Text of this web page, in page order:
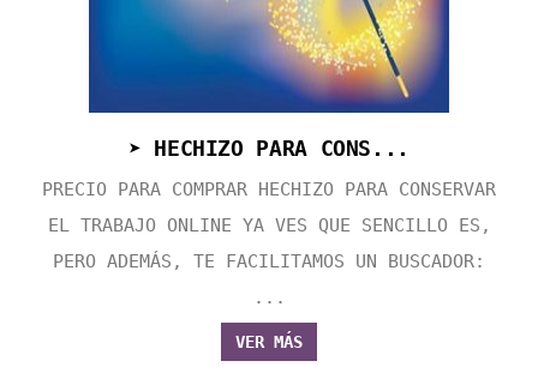
➤ HECHIZO PARA CONS...
PRECIO PARA COMPRAR HECHIZO PARA CONSERVAR
EL TRABAJO ONLINE YA VES QUE SENCILLO ES,
PERO ADEMÁS, TE FACILITAMOS UN BUSCADOR:
...
VER MÁS